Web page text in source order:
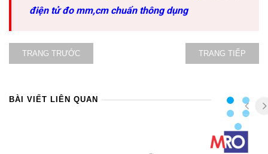
điện tử đo mm,cm chuẩn thông dụng
TRANG TRƯỚC TRANG TIẾP
BÀI VIẾT LIÊN QUAN